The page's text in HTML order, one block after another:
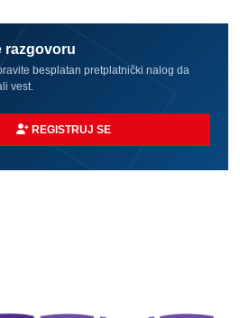
razgovoru
besplatan pretplatnički nalog da
vest.
REGISTRUJ SE